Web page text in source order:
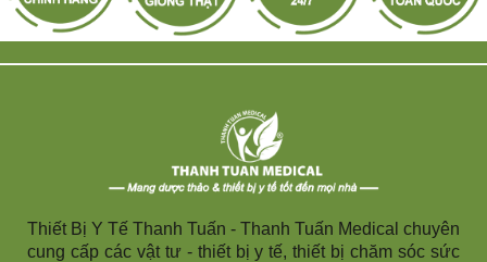
Thiết Bị Y Tế Thanh Tuấn - Thanh Tuấn Medical chuyên
cung cấp các vật tư - thiết bị y tế, thiết bị chăm sóc sức